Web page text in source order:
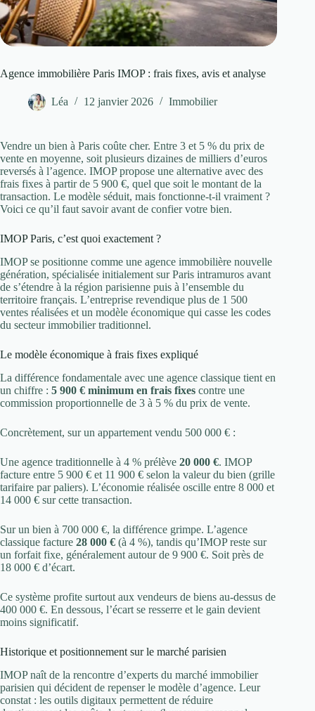
Agence immobilière Paris IMOP : frais fixes, avis et analyse
Léa 12 janvier 2026 Immobilier
Vendre un bien à Paris coûte cher. Entre 3 et 5 % du prix de
vente en moyenne, soit plusieurs dizaines de milliers d’euros
reversés à l’agence. IMOP propose une alternative avec des
frais fixes à partir de 5 900 €, quel que soit le montant de la
transaction. Le modèle séduit, mais fonctionne-t-il vraiment ?
Voici ce qu’il faut savoir avant de confier votre bien.
IMOP Paris, c’est quoi exactement ?
IMOP se positionne comme une agence immobilière nouvelle
génération, spécialisée initialement sur Paris intramuros avant
de s’étendre à la région parisienne puis à l’ensemble du
territoire français. L’entreprise revendique plus de 1 500
ventes réalisées et un modèle économique qui casse les codes
du secteur immobilier traditionnel.
Le modèle économique à frais fixes expliqué
La différence fondamentale avec une agence classique tient en
un chiffre : 5 900 € minimum en frais fixes contre une
commission proportionnelle de 3 à 5 % du prix de vente.
Concrètement, sur un appartement vendu 500 000 € :
Une agence traditionnelle à 4 % prélève 20 000 €. IMOP
facture entre 5 900 € et 11 900 € selon la valeur du bien (grille
tarifaire par paliers). L’économie réalisée oscille entre 8 000 et
14 000 € sur cette transaction.
Sur un bien à 700 000 €, la différence grimpe. L’agence
classique facture 28 000 € (à 4 %), tandis qu’IMOP reste sur
un forfait fixe, généralement autour de 9 900 €. Soit près de
18 000 € d’écart.
Ce système profite surtout aux vendeurs de biens au-dessus de
400 000 €. En dessous, l’écart se resserre et le gain devient
moins significatif.
Historique et positionnement sur le marché parisien
IMOP naît de la rencontre d’experts du marché immobilier
parisien qui décident de repenser le modèle d’agence. Leur
constat : les outils digitaux permettent de réduire